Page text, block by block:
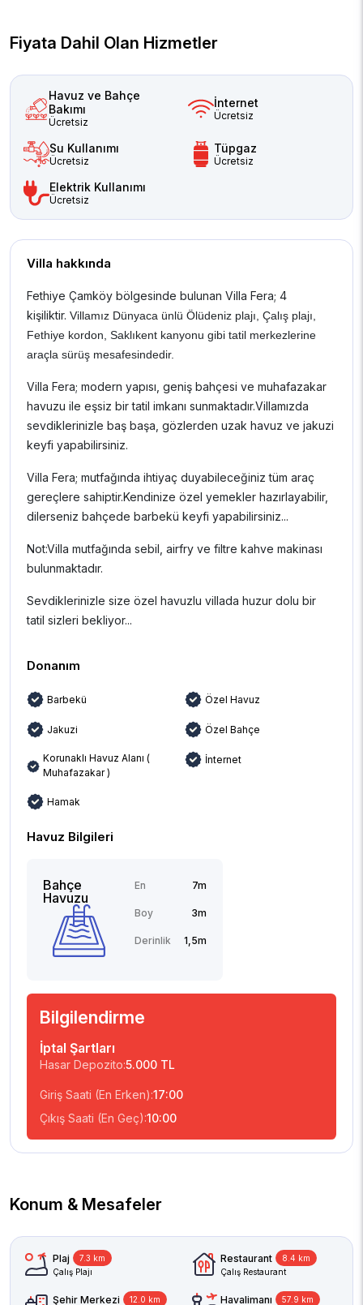
Fiyata Dahil Olan Hizmetler
Havuz ve Bahçe
Bakımı
Ücretsiz
İnternet
Ücretsiz
Su Kullanımı
Ücretsiz
Tüpgaz
Ücretsiz
Elektrik Kullanımı
Ücretsiz
Villa hakkında
Fethiye Çamköy bölgesinde bulunan Villa Fera; 4
kişiliktir. Villamız Dünyaca ünlü Ölüdeniz plajı, Çalış plajı,
Fethiye kordon, Saklıkent kanyonu gibi tatil merkezlerine
araçla sürüş mesafesindedir.
Villa Fera; modern yapısı, geniş bahçesi ve muhafazakar
havuzu ile eşsiz bir tatil imkanı sunmaktadır.Villamızda
sevdiklerinizle baş başa, gözlerden uzak havuz ve jakuzi
keyfi yapabilirsiniz.
Villa Fera; mutfağında ihtiyaç duyabileceğiniz tüm araç
gereçlere sahiptir.Kendinize özel yemekler hazırlayabilir,
dilerseniz bahçede barbekü keyfi yapabilirsiniz...
Not:Villa mutfağında sebil, airfry ve filtre kahve makinası
bulunmaktadır.
Sevdiklerinizle size özel havuzlu villada huzur dolu bir
tatil sizleri bekliyor...
Donanım
Barbekü Özel Havuz
Jakuzi Özel Bahçe
Korunaklı Havuz Alanı (
Muhafazakar )
İnternet
Hamak
Havuz Bilgileri
Bahçe
Havuzu
En 7m
Boy 3m
Derinlik 1,5m
Bilgilendirme
İptal Şartları
Hasar Depozito:5.000 TL
Giriş Saati (En Erken):17:00
Çıkış Saati (En Geç):10:00
Konum & Mesafeler
Plaj
7.3 km
Çalış Plajı
Restaurant
8.4 km
Çalış Restaurant
Şehir Merkezi 12.0 km Havalimanı 57.9 km